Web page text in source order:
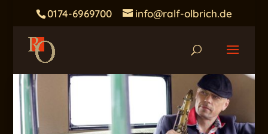
0174-6969700 info@ralf-olbrich.de